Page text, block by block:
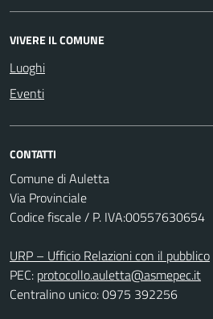
VIVERE IL COMUNE
Luoghi
Eventi
CONTATTI
Comune di Auletta
Via Provinciale
Codice fiscale / P. IVA:00557630654
URP – Ufficio Relazioni con il pubblico
PEC: protocollo.auletta@asmepec.it
Centralino unico: 0975 392256